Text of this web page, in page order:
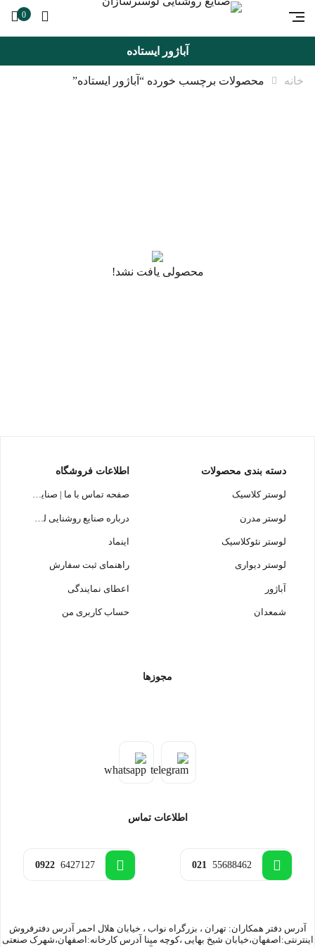
0
آباژور ایستاده
خانه محصولات برچسب خورده “آباژور ایستاده”
محصولی یافت نشد!
دسته بندی محصولات
لوستر کلاسیک
لوستر مدرن
لوستر نئوکلاسیک
لوستر دیواری
آباژور
شمعدان
اطلاعات فروشگاه
صفحه تماس با ما | صنایع روشنایی لوسترسازان
اینماد
راهنمای ثبت سفارش
اعطای نمایندگی
حساب کاربری من
مجوزها
اطلاعات تماس
021 55688462
0922 6427127
آدرس دفتر همکاران: تهران ، بزرگراه نواب ، خیابان هلال احمر آدرس دفترفروش
اینترنتی:اصفهان،خیابان شیخ بهایی ،کوچه مینا آدرس کارخانه:اصفهان،شهرک صنعتی